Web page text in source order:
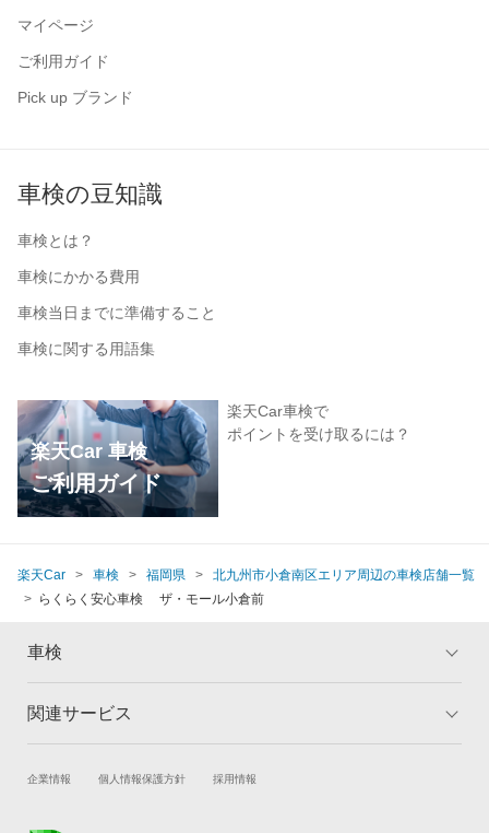
マイページ
ご利用ガイド
Pick up ブランド
車検の豆知識
車検とは？
車検にかかる費用
車検当日までに準備すること
車検に関する用語集
楽天Car 車検
ご利用ガイド
楽天Car車検で
ポイントを受け取るには？
楽天Car 車検 福岡県
北九州市小倉南区エリア周辺の車検店舗一覧
らくらく安心車検 ザ・モール小倉前
車検
トップ
車検の基礎知識 キャンペーン一覧
関連サービス
試乗・商談 新車購入
企業情報 個人情報保護方針 採用情報